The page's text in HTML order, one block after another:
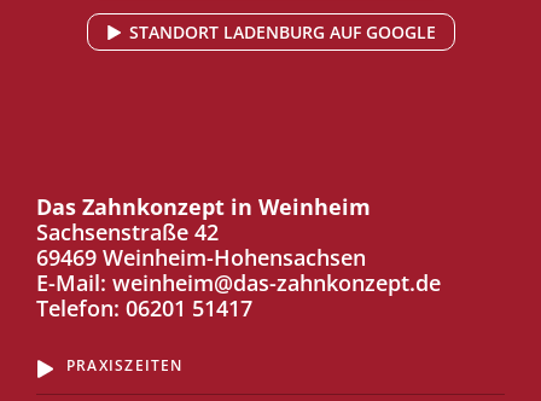
STANDORT LADENBURG AUF GOOGLE
Das Zahnkonzept in Weinheim
Sachsenstraße 42
69469 Weinheim-Hohensachsen
E-Mail: weinheim@das-zahnkonzept.de
Telefon: 06201 51417
PRAXISZEITEN